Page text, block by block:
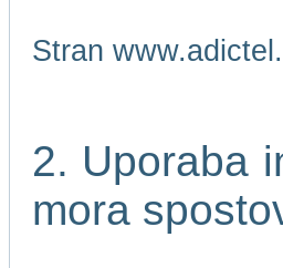
Stran
2. Uporaba
mora